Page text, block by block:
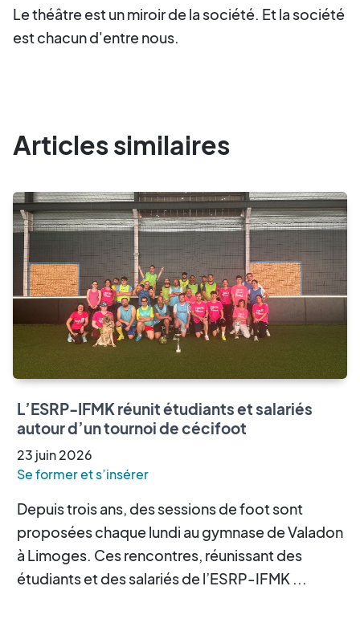
Le théâtre est un miroir de la société. Et la société
est chacun d'entre nous.
Articles similaires
L’ESRP-IFMK réunit étudiants et salariés
autour d’un tournoi de cécifoot
23 juin2026
Se former et s’insérer
Depuis trois ans, des sessions de foot sont
proposées chaque lundi au gymnase de Valadon
à Limoges. Ces rencontres, réunissant des
étudiants et des salariés de l’ESRP-IFMK ...